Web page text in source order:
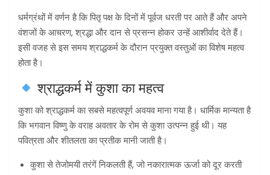
धर्मग्रंथों में वर्णन है कि पितृ पक्ष के दिनों में पूर्वज धरती पर आते हैं और अपने
वंशजों के आचरण, श्रद्धा और दान से प्रसन्न होकर उन्हें आशीर्वाद देते हैं।
इसी वजह से इस समय श्राद्धकर्म के दौरान प्रयुक्त वस्तुओं का विशेष महत्व
होता है।
श्राद्धकर्म में कुशा का महत्व
कुशा को श्राद्धकर्म का सबसे महत्वपूर्ण अवयव माना गया है। धार्मिक मान्यता है
कि भगवान विष्णु के वराह अवतार के रोम से कुशा उत्पन्न हुई थी। यह
पवित्रता और शीतलता का प्रतीक मानी जाती है।
कुशा से तेजोमयी तरंगें निकलती हैं, जो नकारात्मक ऊर्जा को दूर करती